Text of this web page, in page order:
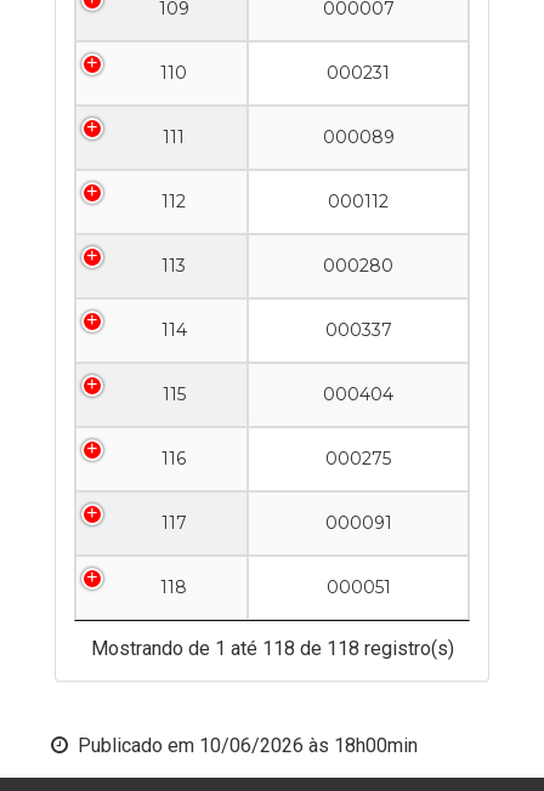
109 000007
110 000231
111 000089
112 000112
113 000280
114 000337
115 000404
116 000275
117 000091
118 000051
Mostrando de 1 até 118 de 118 registro(s)
Publicado em 10/06/2026 às 18h00min